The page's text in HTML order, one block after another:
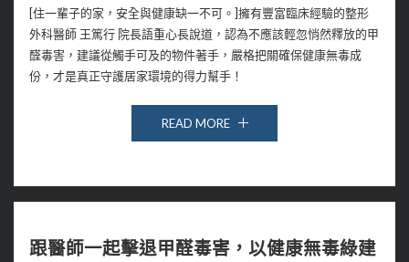
[住一輩子的家，安全與健康缺一不可。]擁有豐富臨床經驗的整形
外科醫師 王篤行 院長語重心長說道，認為不應該輕忽悄然釋放的甲
醛毒害，建議從觸手可及的物件著手，嚴格把關確保健康無毒成
份，才是真正守護居家環境的得力幫手！
READ MORE
跟醫師一起擊退甲醛毒害，以健康無毒綠建